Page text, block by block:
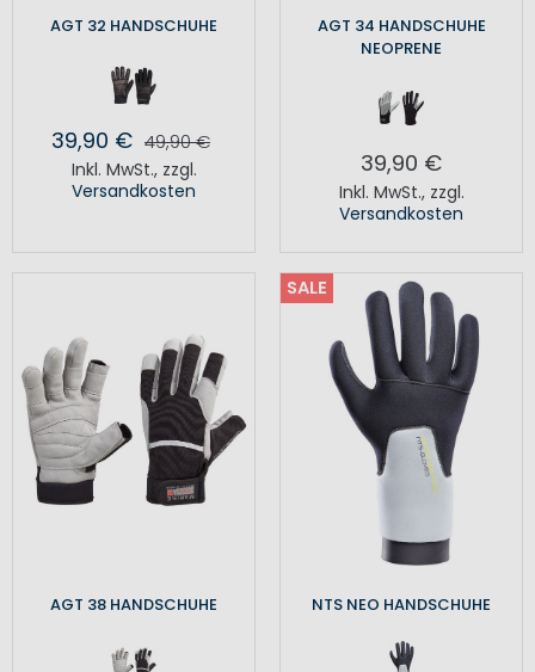
AGT 32 HANDSCHUHE
39,90 € 49,90 €
Inkl. MwSt., zzgl.
Versandkosten
AGT 34 HANDSCHUHE
NEOPRENE
39,90 €
Inkl. MwSt., zzgl.
Versandkosten
AGT 38 HANDSCHUHE
SALE
NTS NEO HANDSCHUHE